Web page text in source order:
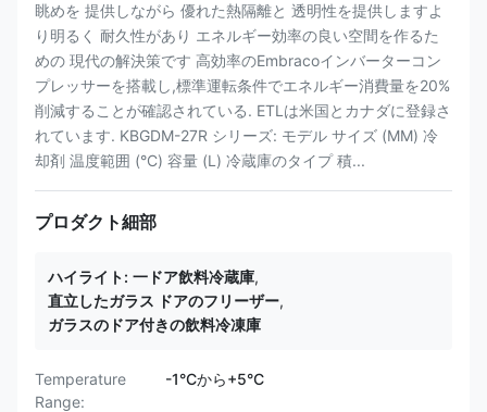
眺めを 提供しながら 優れた熱隔離と 透明性を提供しますよ
り明るく 耐久性があり エネルギー効率の良い空間を作るた
めの 現代の解決策です 高効率のEmbracoインバーターコン
プレッサーを搭載し,標準運転条件でエネルギー消費量を20%
削減することが確認されている. ETLは米国とカナダに登録さ
れています. KBGDM-27R シリーズ: モデル サイズ (MM) 冷
却剤 温度範囲 (°C) 容量 (L) 冷蔵庫のタイプ 積...
プロダクト細部
ハイライト: 一ドア飲料冷蔵庫,
直立したガラス ドアのフリーザー,
ガラスのドア付きの飲料冷凍庫
Temperature
Range:
-1°Cから+5°C